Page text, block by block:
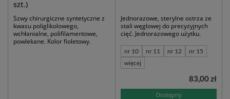
szt.)
Szwy chirurgiczne syntetyczne z
kwasu poliglikolowego,
wchłanialne, polifilamentowe,
powlekane. Kolor fioletowy.
Jednorazowe, sterylne ostrza ze
stali węglowej do precyzyjnych
cięć. Jednorazowego użytku.
nr 10 nr 11 nr 12
nr 15
więcej
Dostępny
83,00 zł